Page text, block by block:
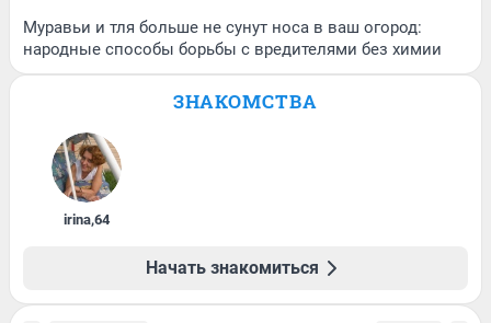
Муравьи и тля больше не сунут носа в ваш огород:
народные способы борьбы с вредителями без химии
ЗНАКОМСТВА
irina,64
Начать знакомиться